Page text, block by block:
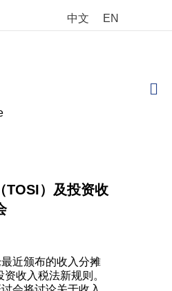
中文 EN
TOSI）及投资收
近颁布的收入分摊
收入税法新规则。